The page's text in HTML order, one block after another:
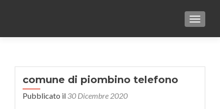
comune di piombino telefono
Pubblicato il 30 Dicembre 2020